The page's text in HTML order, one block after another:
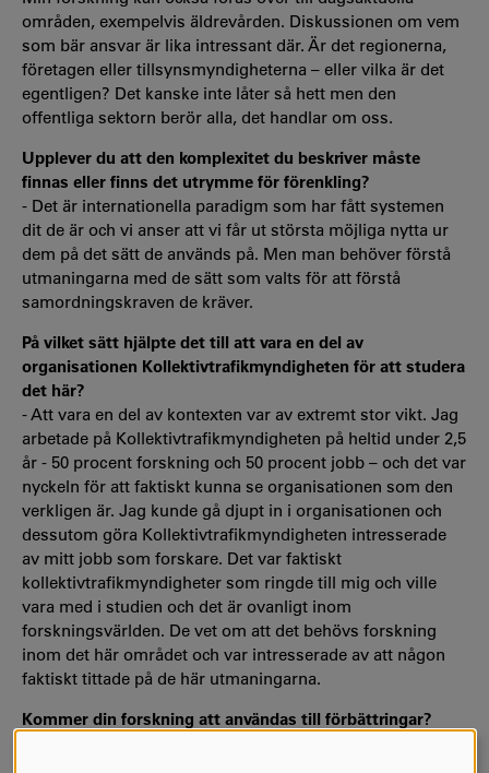
områden, exempelvis äldrevården. Diskussionen om vem
som bär ansvar är lika intressant där. Är det regionerna,
företagen eller tillsynsmyndigheterna – eller vilka är det
egentligen? Det kanske inte låter så hett men den
offentliga sektorn berör alla, det handlar om oss.
Upplever du att den komplexitet du beskriver måste
finnas eller finns det utrymme för förenkling?
- Det är internationella paradigm som har fått systemen
dit de är och vi anser att vi får ut största möjliga nytta ur
dem på det sätt de används på. Men man behöver förstå
utmaningarna med de sätt som valts för att förstå
samordningskraven de kräver.
På vilket sätt hjälpte det till att vara en del av
organisationen Kollektivtrafikmyndigheten för att studera
det här?
- Att vara en del av kontexten var av extremt stor vikt. Jag
arbetade på Kollektivtrafikmyndigheten på heltid under 2,5
år - 50 procent forskning och 50 procent jobb – och det var
nyckeln för att faktiskt kunna se organisationen som den
verkligen är. Jag kunde gå djupt in i organisationen och
dessutom göra Kollektivtrafikmyndigheten intresserade
av mitt jobb som forskare. Det var faktiskt
kollektivtrafikmyndigheter som ringde till mig och ville
vara med i studien och det är ovanligt inom
forskningsvärlden. De vet om att det behövs forskning
inom det här området och var intresserade av att någon
faktiskt tittade på de här utmaningarna.
Kommer din forskning att användas till förbättringar?